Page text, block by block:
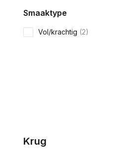
Smaaktype
Vol/krachtig (2)
Krug